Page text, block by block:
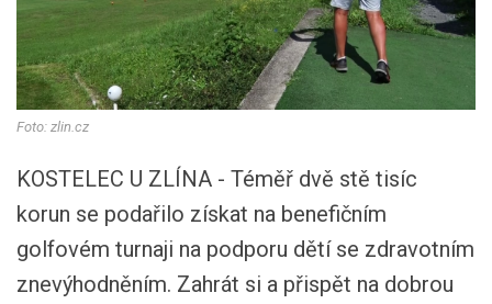
Foto: zlin.cz
KOSTELEC U ZLÍNA - Téměř dvě stě tisíc
korun se podařilo získat na benefičním
golfovém turnaji na podporu dětí se zdravotním
znevýhodněním. Zahrát si a přispět na dobrou